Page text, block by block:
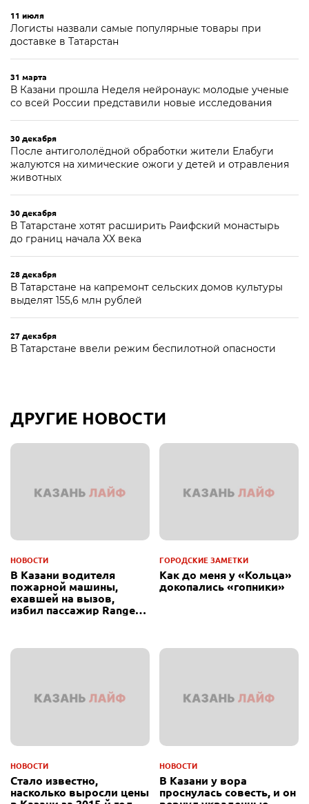
11 июля
Логисты назвали самые популярные товары при
доставке в Татарстан
31 марта
В Казани прошла Неделя нейронаук: молодые ученые
со всей России представили новые исследования
30 декабря
После антигололёдной обработки жители Елабуги
жалуются на химические ожоги у детей и отравления
животных
30 декабря
В Татарстане хотят расширить Раифский монастырь
до границ начала XX века
28 декабря
В Татарстане на капремонт сельских домов культуры
выделят 155,6 млн рублей
27 декабря
В Татарстане ввели режим беспилотной опасности
ДРУГИЕ НОВОСТИ
НОВОСТИ
В Казани водителя
пожарной машины,
ехавшей на вызов,
избил пассажир Range
ГОРОДСКИЕ ЗАМЕТКИ
Как до меня у «Кольца»
докопались «гопники»
НОВОСТИ
Стало известно,
насколько выросли цены
НОВОСТИ
В Казани у вора
проснулась совесть, и он